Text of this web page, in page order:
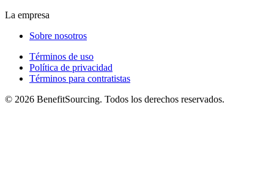
La empresa
Sobre nosotros
Términos de uso
Política de privacidad
Términos para contratistas
© 2026 BenefitSourcing. Todos los derechos reservados.